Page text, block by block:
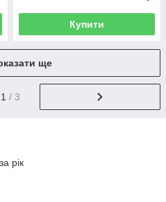
Купити
ще
1 / 3
рік